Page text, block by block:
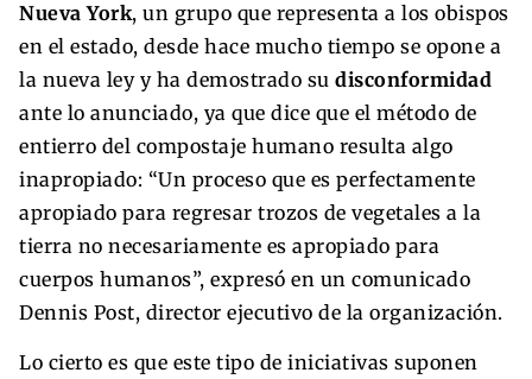
Nueva York, un grupo que representa a los obispos
en el estado, desde hace mucho tiempo se opone a
la nueva ley y ha demostrado su disconformidad
ante lo anunciado, ya que dice que el método de
entierro del compostaje humano resulta algo
inapropiado: “Un proceso que es perfectamente
apropiado para regresar trozos de vegetales a la
tierra no necesariamente es apropiado para
cuerpos humanos”, expresó en un comunicado
Dennis Post, director ejecutivo de la organización.
Lo cierto es que este tipo de iniciativas suponen